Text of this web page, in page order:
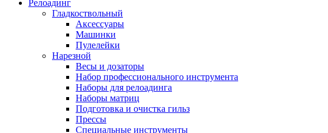
Релоадинг
Гладкоствольный
Аксессуары
Машинки
Пулелейки
Нарезной
Весы и дозаторы
Набор профессионального инструмента
Наборы для релоадинга
Наборы матриц
Подготовка и очистка гильз
Прессы
Специальные инструменты